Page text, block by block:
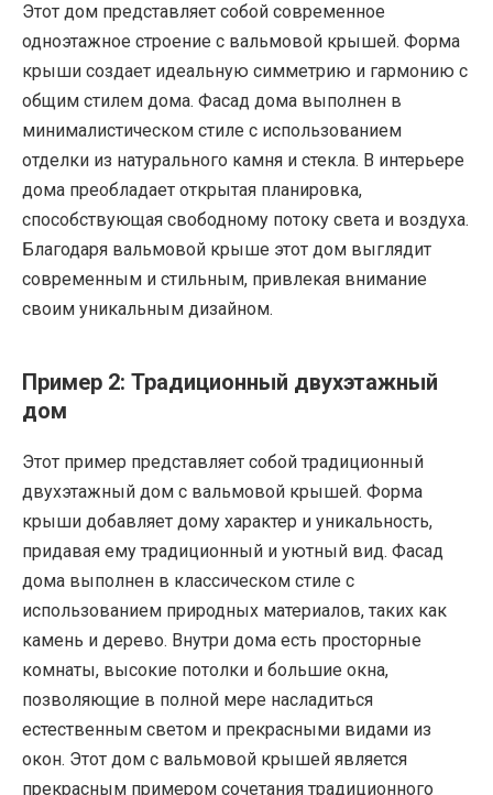
Этот дом представляет собой современное
одноэтажное строение с вальмовой крышей. Форма
крыши создает идеальную симметрию и гармонию с
общим стилем дома. Фасад дома выполнен в
минималистическом стиле с использованием
отделки из натурального камня и стекла. В интерьере
дома преобладает открытая планировка,
способствующая свободному потоку света и воздуха.
Благодаря вальмовой крыше этот дом выглядит
современным и стильным, привлекая внимание
своим уникальным дизайном.
Пример 2: Традиционный двухэтажный
дом
Этот пример представляет собой традиционный
двухэтажный дом с вальмовой крышей. Форма
крыши добавляет дому характер и уникальность,
придавая ему традиционный и уютный вид. Фасад
дома выполнен в классическом стиле с
использованием природных материалов, таких как
камень и дерево. Внутри дома есть просторные
комнаты, высокие потолки и большие окна,
позволяющие в полной мере насладиться
естественным светом и прекрасными видами из
окон. Этот дом с вальмовой крышей является
прекрасным примером сочетания традиционного